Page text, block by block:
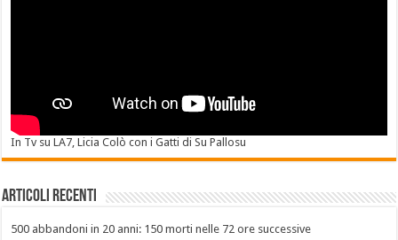
In Tv su LA7, Licia Colò con i Gatti di Su Pallosu
Articoli recenti
500 abbandoni in 20 anni: 150 morti nelle 72 ore successive